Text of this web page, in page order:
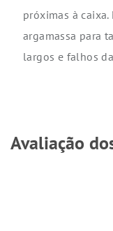
próximas à
argamassa para
largos e falhos
Avaliação